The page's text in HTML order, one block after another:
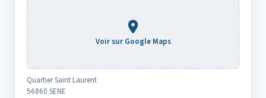
Voir sur Google Maps
Quartier Saint Laurent
56860 SENE